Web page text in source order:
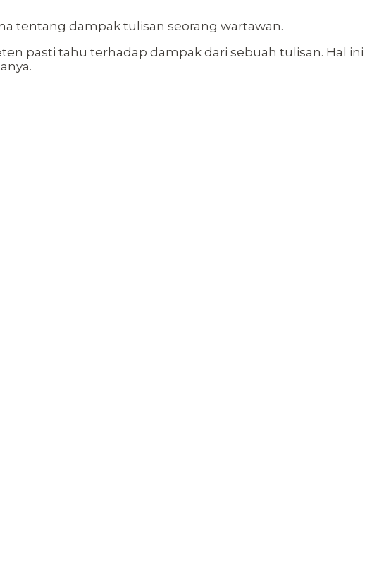
tentang dampak tulisan seorang wartawan.
pasti tahu terhadap dampak dari sebuah tulisan. Hal ini